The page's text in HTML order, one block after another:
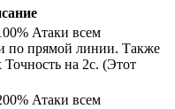
Атаки всем
по прямой линии. Также
на 2с. (Этот
Атаки всем